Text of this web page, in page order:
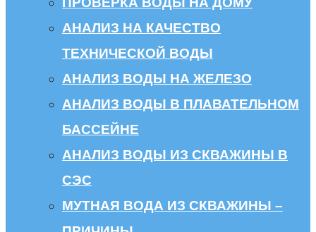
АНАЛИЗ НА КАЧЕСТВО
ТЕХНИЧЕСКОЙ ВОДЫ
АНАЛИЗ ВОДЫ НА ЖЕЛЕЗО
АНАЛИЗ ВОДЫ В ПЛАВАТЕЛЬНОМ
БАССЕЙНЕ
АНАЛИЗ ВОДЫ ИЗ СКВАЖИНЫ В
СЭС
МУТНАЯ ВОДА ИЗ СКВАЖИНЫ –